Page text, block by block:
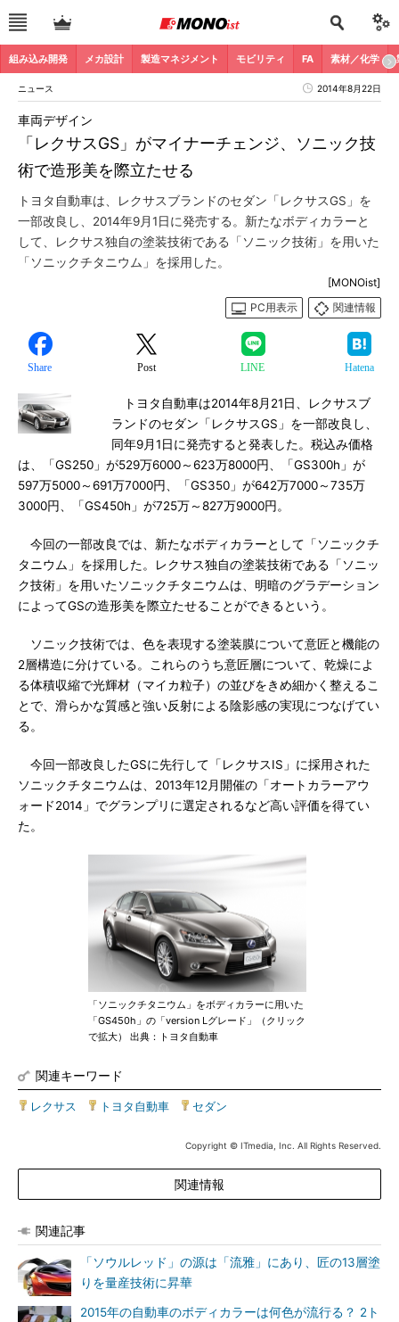
組み込み開発 メカ設計 製造マネジメント モビリティ FA 素材／化学
ニュース 2014年8月22日
「レクサスGS」がマイナーチェンジ、ソニック技
術で造形美を際立たせる
車両デザイン
トヨタ自動車は、レクサスブランドのセダン「レクサスGS」を
一部改良し、2014年9月1日に発売する。新たなボディカラーと
して、レクサス独自の塗装技術である「ソニック技術」を用いた
「ソニックチタニウム」を採用した。
[MONOist]
PC用表示
関連情報
Share Post LINE Hatena
トヨタ自動車は2014年8月21日、レクサスブ
ランドのセダン「レクサスGS」を一部改良し、
同年9月1日に発売すると発表した。税込み価格
は、「GS250」が529万6000～623万8000円、「GS300h」が
597万5000～691万7000円、「GS350」が642万7000～735万
3000円、「GS450h」が725万～827万9000円。
今回の一部改良では、新たなボディカラーとして「ソニックチ
タニウム」を採用した。レクサス独自の塗装技術である「ソニッ
ク技術」を用いたソニックチタニウムは、明暗のグラデーション
によってGSの造形美を際立たせることができるという。
ソニック技術では、色を表現する塗装膜について意匠と機能の
2層構造に分けている。これらのうち意匠層について、乾燥によ
る体積収縮で光輝材（マイカ粒子）の並びをきめ細かく整えるこ
とで、滑らかな質感と強い反射による陰影感の実現につなげてい
る。
今回一部改良したGSに先行して「レクサスIS」に採用された
ソニックチタニウムは、2013年12月開催の「オートカラーアウ
ォード2014」でグランプリに選定されるなど高い評価を得てい
た。
「ソニックチタニウム」をボディカラーに用いた
「GS450h」の「version Lグレード」（クリック
で拡大） 出典：トヨタ自動車
関連キーワード
レクサス トヨタ自動車 セダン
Copyright © ITmedia, Inc. All Rights Reserved.
関連情報
関連記事
「ソウルレッド」の源は「流雅」にあり、匠の13層塗
りを量産技術に昇華
2015年の自動車のボディカラーは何色が流行る？ 2ト